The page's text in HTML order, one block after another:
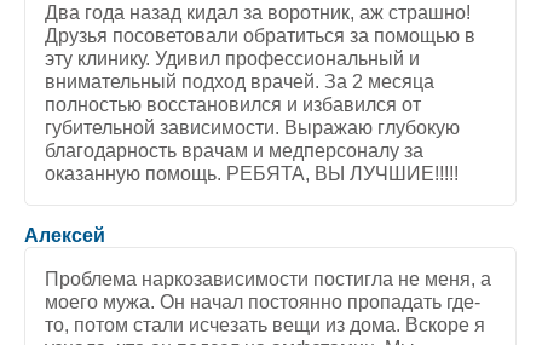
Два года назад кидал за воротник, аж страшно!
Друзья посоветовали обратиться за помощью в
эту клинику. Удивил профессиональный и
внимательный подход врачей. За 2 месяца
полностью восстановился и избавился от
губительной зависимости. Выражаю глубокую
благодарность врачам и медперсоналу за
оказанную помощь. РЕБЯТА, ВЫ ЛУЧШИЕ!!!!!
Алексей
Проблема наркозависимости постигла не меня, а
моего мужа. Он начал постоянно пропадать где-
то, потом стали исчезать вещи из дома. Вскоре я